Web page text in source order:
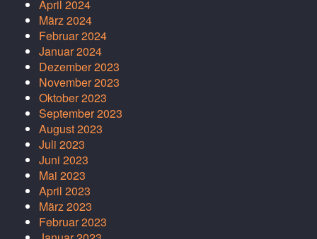
April 2024
März 2024
Februar 2024
Januar 2024
Dezember 2023
November 2023
Oktober 2023
September 2023
August 2023
Juli 2023
Juni 2023
Mai 2023
April 2023
März 2023
Februar 2023